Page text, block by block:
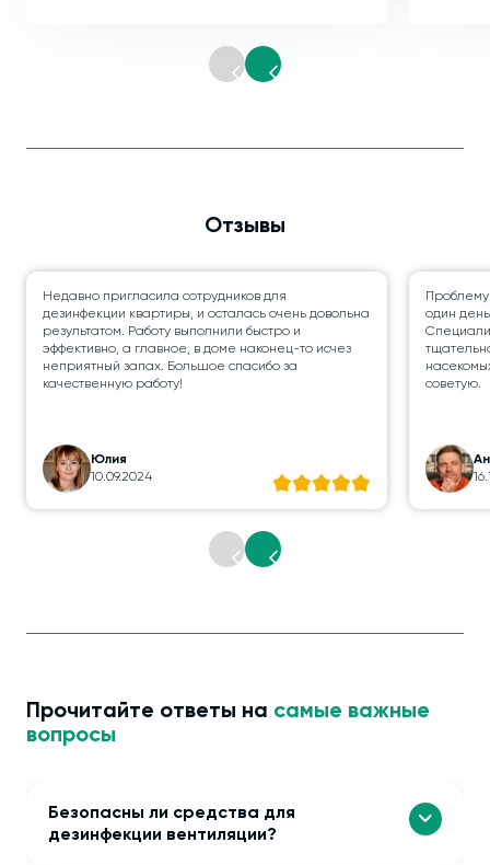
Отзывы
Недавно пригласила сотрудников для
дезинфекции квартиры, и осталась очень довольна
результатом. Работу выполнили быстро и
эффективно, а главное, в доме наконец-то исчез
неприятный запах. Большое спасибо за
качественную работу!
Юлия
10.09.2024
один
советую.
Прочитайте ответы на самые важные
вопросы
Безопасны ли средства для
дезинфекции вентиляции?